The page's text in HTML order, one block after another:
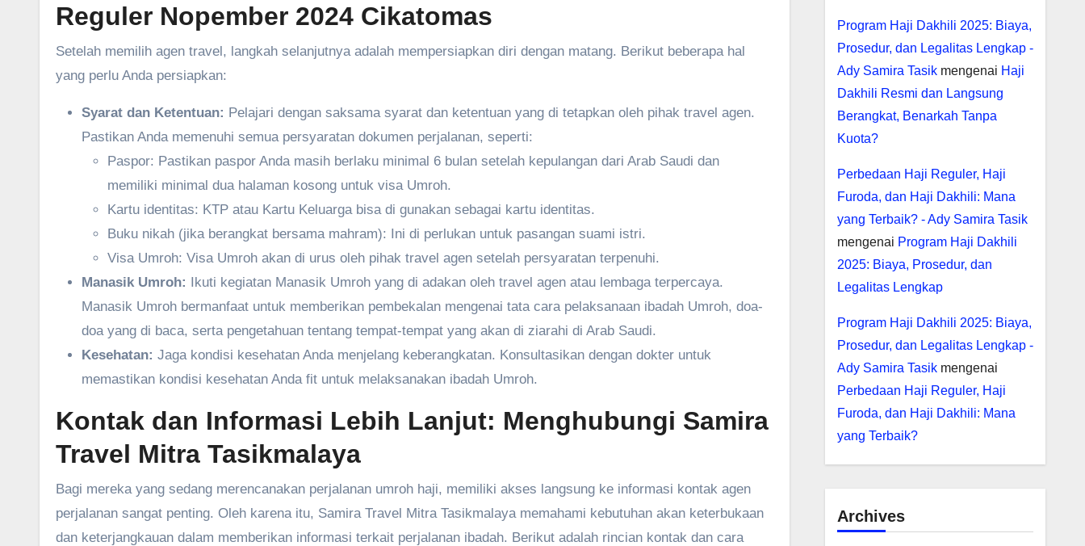
Reguler Nopember 2024 Cikatomas
Setelah memilih agen travel, langkah selanjutnya adalah mempersiapkan diri dengan matang. Berikut beberapa hal
yang perlu Anda persiapkan:
Syarat dan Ketentuan: Pelajari dengan saksama syarat dan ketentuan yang di tetapkan oleh pihak travel agen.
Pastikan Anda memenuhi semua persyaratan dokumen perjalanan, seperti:
Paspor: Pastikan paspor Anda masih berlaku minimal 6 bulan setelah kepulangan dari Arab Saudi dan
memiliki minimal dua halaman kosong untuk visa Umroh.
Kartu identitas: KTP atau Kartu Keluarga bisa di gunakan sebagai kartu identitas.
Buku nikah (jika berangkat bersama mahram): Ini di perlukan untuk pasangan suami istri.
Visa Umroh: Visa Umroh akan di urus oleh pihak travel agen setelah persyaratan terpenuhi.
Manasik Umroh: Ikuti kegiatan Manasik Umroh yang di adakan oleh travel agen atau lembaga terpercaya.
Manasik Umroh bermanfaat untuk memberikan pembekalan mengenai tata cara pelaksanaan ibadah Umroh, doa-
doa yang di baca, serta pengetahuan tentang tempat-tempat yang akan di ziarahi di Arab Saudi.
Kesehatan: Jaga kondisi kesehatan Anda menjelang keberangkatan. Konsultasikan dengan dokter untuk
memastikan kondisi kesehatan Anda fit untuk melaksanakan ibadah Umroh.
Kontak dan Informasi Lebih Lanjut: Menghubungi Samira
Travel Mitra Tasikmalaya
Bagi mereka yang sedang merencanakan perjalanan umroh haji, memiliki akses langsung ke informasi kontak agen
perjalanan sangat penting. Oleh karena itu, Samira Travel Mitra Tasikmalaya memahami kebutuhan akan keterbukaan
dan keterjangkauan dalam memberikan informasi terkait perjalanan ibadah. Berikut adalah rincian kontak dan cara
Program Haji Dakhili 2025: Biaya,
Prosedur, dan Legalitas Lengkap -
Ady Samira Tasikmengenai Haji
Dakhili Resmi dan Langsung
Berangkat, Benarkah Tanpa
Kuota?
Perbedaan Haji Reguler, Haji
Furoda, dan Haji Dakhili: Mana
yang Terbaik? - Ady Samira Tasik
mengenai Program Haji Dakhili
2025: Biaya, Prosedur, dan
Legalitas Lengkap
Program Haji Dakhili 2025: Biaya,
Prosedur, dan Legalitas Lengkap -
Ady Samira Tasikmengenai
Perbedaan Haji Reguler, Haji
Furoda, dan Haji Dakhili: Mana
yang Terbaik?
Archives